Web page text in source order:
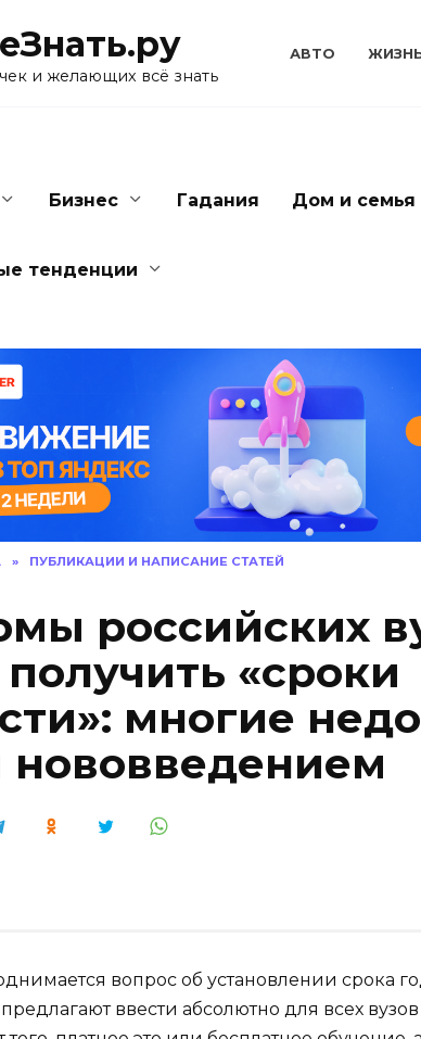
и желающих всё знать
АВТО
Бизнес Гадания Дом и семья
тенденции
» ПУБЛИКАЦИИ И НАПИСАНИЕ СТАТЕЙ
российских
«сроки
многие
нововведением
вопрос об установлении срока
ввести абсолютно для всех